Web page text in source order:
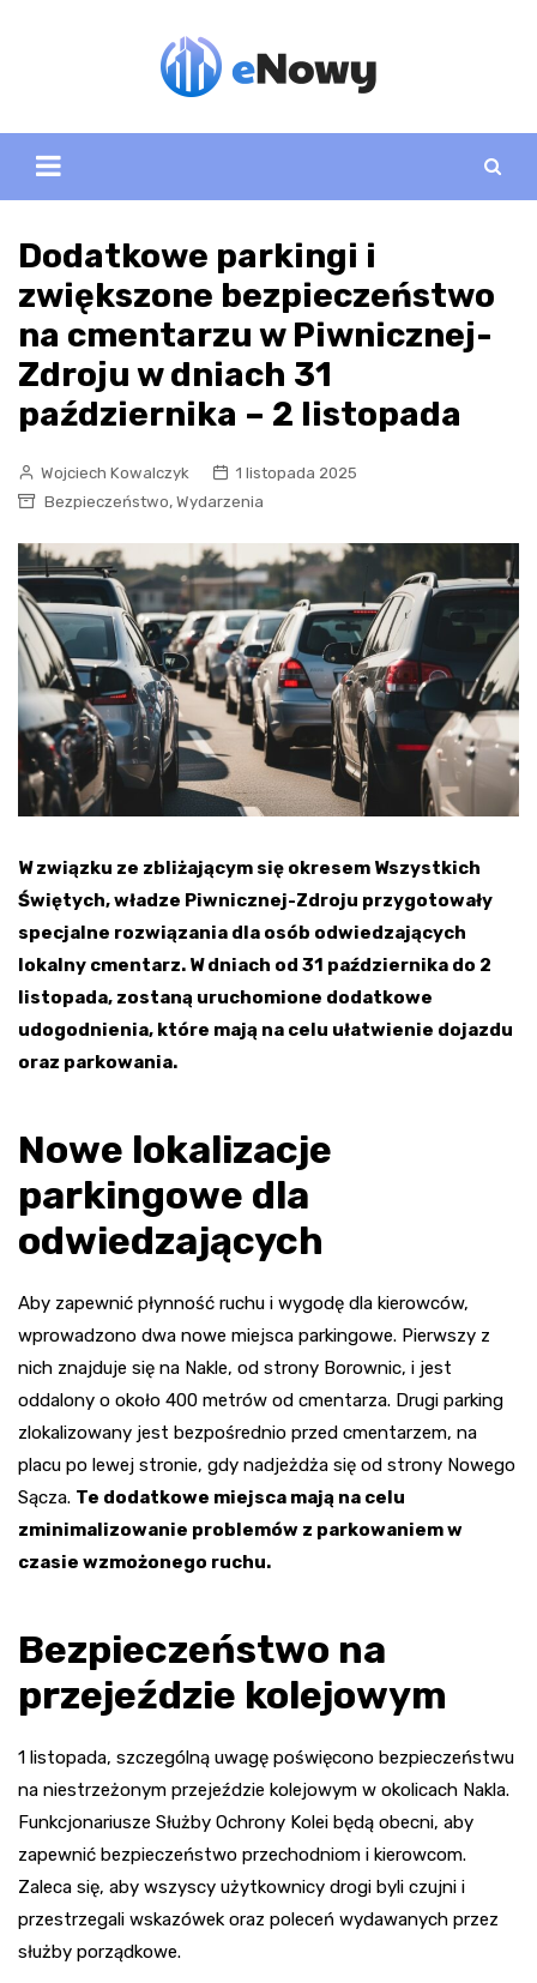
Dodatkowe parkingi i
zwiększone bezpieczeństwo
na cmentarzu w Piwnicznej-
Zdroju w dniach 31
października – 2 listopada
Wojciech Kowalczyk
1 listopada 2025
Bezpieczeństwo, Wydarzenia
W związku ze zbliżającym się okresem Wszystkich
Świętych, władze Piwnicznej-Zdroju przygotowały
specjalne rozwiązania dla osób odwiedzających
lokalny cmentarz. W dniach od 31 października do 2
listopada, zostaną uruchomione dodatkowe
udogodnienia, które mają na celu ułatwienie dojazdu
oraz parkowania.
Nowe lokalizacje
parkingowe dla
odwiedzających
Aby zapewnić płynność ruchu i wygodę dla kierowców,
wprowadzono dwa nowe miejsca parkingowe. Pierwszy z
nich znajduje się na Nakle, od strony Borownic, i jest
oddalony o około 400 metrów od cmentarza. Drugi parking
zlokalizowany jest bezpośrednio przed cmentarzem, na
placu po lewej stronie, gdy nadjeżdża się od strony Nowego
Sącza. Te dodatkowe miejsca mają na celu
zminimalizowanie problemów z parkowaniem w
czasie wzmożonego ruchu.
Bezpieczeństwo na
przejeździe kolejowym
1 listopada, szczególną uwagę poświęcono bezpieczeństwu
na niestrzeżonym przejeździe kolejowym w okolicach Nakla.
Funkcjonariusze Służby Ochrony Kolei będą obecni, aby
zapewnić bezpieczeństwo przechodniom i kierowcom.
Zaleca się, aby wszyscy użytkownicy drogi byli czujni i
przestrzegali wskazówek oraz poleceń wydawanych przez
służby porządkowe.